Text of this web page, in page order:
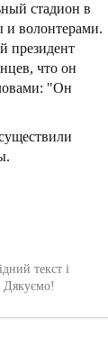
стадион в
и волонтерами.
президент
что он
"Он
текст і
Дякуємо!